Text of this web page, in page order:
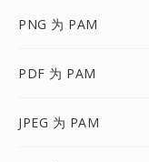
PNG 为 PAM
PDF 为 PAM
JPEG 为 PAM